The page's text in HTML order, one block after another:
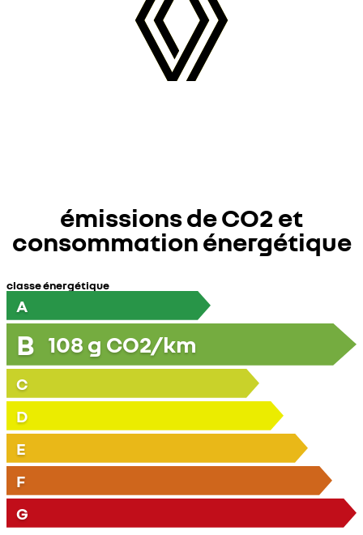
émissions de CO2 et
consommation énergétique
classe énergétique
A
B 108 g CO2/km
C
D
E
F
G